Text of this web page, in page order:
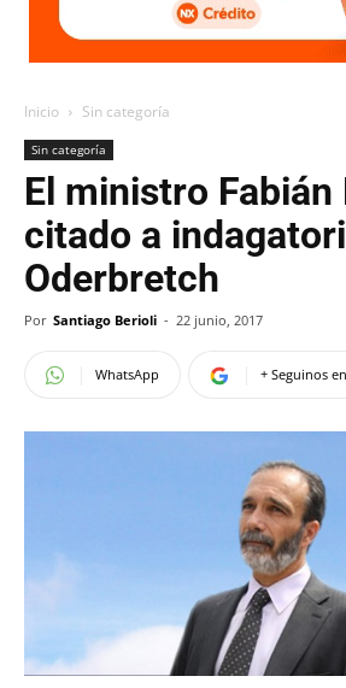
Inicio Sin categoría
Sin categoría
El ministro Fabián
citado a
Oderbretch
Por Santiago Berioli - 22 junio, 2017
WhatsApp + Seguinos